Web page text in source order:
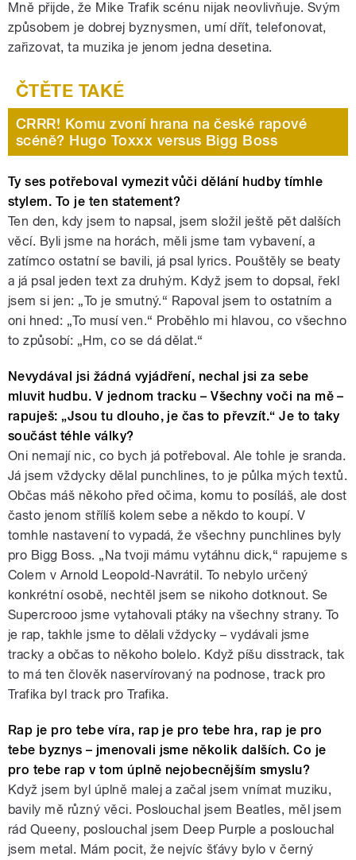
Mně přijde, že Mike Trafik scénu nijak neovlivňuje. Svým
způsobem je dobrej byznysmen, umí dřít, telefonovat,
zařizovat, ta muzika je jenom jedna desetina.
CRRR! Komu zvoní hrana na české rapové
scéně? Hugo Toxxx versus Bigg Boss
Ty ses potřeboval vymezit vůči dělání hudby tímhle
stylem. To je ten statement?
Ten den, kdy jsem to napsal, jsem složil ještě pět dalších
věcí. Byli jsme na horách, měli jsme tam vybavení, a
zatímco ostatní se bavili, já psal lyrics. Pouštěly se beaty
a já psal jeden text za druhým. Když jsem to dopsal, řekl
jsem si jen: „To je smutný.“ Rapoval jsem to ostatním a
oni hned: „To musí ven.“ Proběhlo mi hlavou, co všechno
to způsobí: „Hm, co se dá dělat.“
Nevydával jsi žádná vyjádření, nechal jsi za sebe
mluvit hudbu. V jednom tracku – Všechny voči na mě –
rapuješ: „Jsou tu dlouho, je čas to převzít.“ Je to taky
součást téhle války?
Oni nemají nic, co bych já potřeboval. Ale tohle je sranda.
Já jsem vždycky dělal punchlines, to je půlka mých textů.
Občas máš někoho před očima, komu to posíláš, ale dost
často jenom střílíš kolem sebe a někdo to koupí. V
tomhle nastavení to vypadá, že všechny punchlines byly
pro Bigg Boss. „Na tvoji mámu vytáhnu dick,“ rapujeme s
Colem v Arnold Leopold-Navrátil. To nebylo určený
konkrétní osobě, nechtěl jsem se nikoho dotknout. Se
Supercrooo jsme vytahovali ptáky na všechny strany. To
je rap, takhle jsme to dělali vždycky – vydávali jsme
tracky a občas to někoho bolelo. Když píšu disstrack, tak
to má ten člověk naservírovaný na podnose, track pro
Trafika byl track pro Trafika.
Rap je pro tebe víra, rap je pro tebe hra, rap je pro
tebe byznys – jmenovali jsme několik dalších. Co je
pro tebe rap v tom úplně nejobecnějším smyslu?
Když jsem byl úplně malej a začal jsem vnímat muziku,
bavily mě různý věci. Poslouchal jsem Beatles, měl jsem
rád Queeny, poslouchal jsem Deep Purple a poslouchal
jsem metal. Mám pocit, že nejvíc šťávy bylo v černý